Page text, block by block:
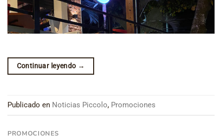
Continuar leyendo →
Publicado en Noticias Piccolo, Promociones
PROMOCIONES